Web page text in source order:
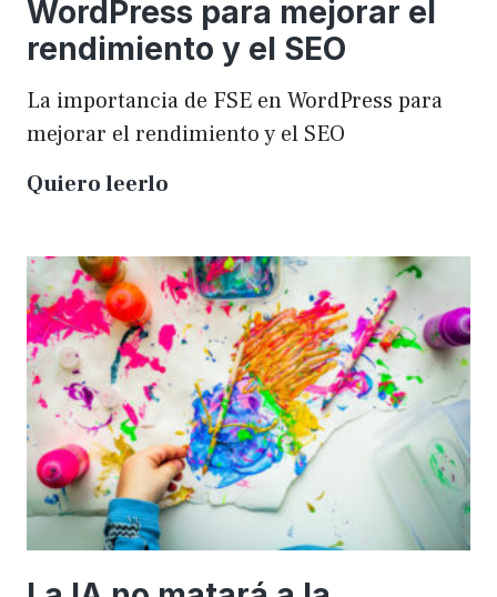
WordPress para mejorar el
rendimiento y el SEO
La importancia de FSE en WordPress para
mejorar el rendimiento y el SEO
Quiero leerlo
de
FSE
en
WordPress
para
mejorar
el
rendimiento
y
el
SEO